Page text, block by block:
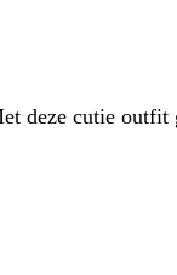
deze cutie